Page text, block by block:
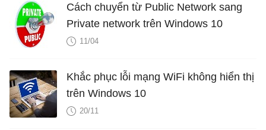
Cách chuyển từ Public Network sang
Private network trên Windows 10
11/04
Khắc phục lỗi mạng WiFi không hiển thị
trên Windows 10
20/11